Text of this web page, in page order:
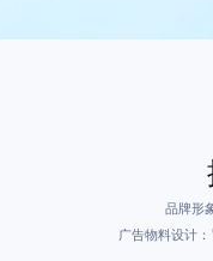
品牌形
广告物料设计